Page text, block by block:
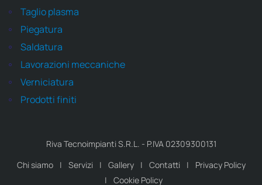
Taglio plasma
Piegatura
Saldatura
Lavorazioni meccaniche
Verniciatura
Prodotti finiti
Riva Tecnoimpianti S.R.L. - P.IVA 02309300131
Chi siamo
Servizi Gallery Contatti
Privacy Policy
Cookie Policy